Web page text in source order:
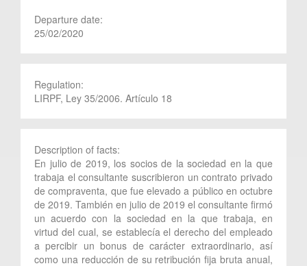
Departure date:
25/02/2020
Regulation:
LIRPF, Ley 35/2006. Artículo 18
Description of facts:
En julio de 2019, los socios de la sociedad en la que
trabaja el consultante suscribieron un contrato privado
de compraventa, que fue elevado a público en octubre
de 2019. También en julio de 2019 el consultante firmó
un acuerdo con la sociedad en la que trabaja, en
virtud del cual, se establecía el derecho del empleado
a percibir un bonus de carácter extraordinario, así
como una reducción de su retribución fija bruta anual,